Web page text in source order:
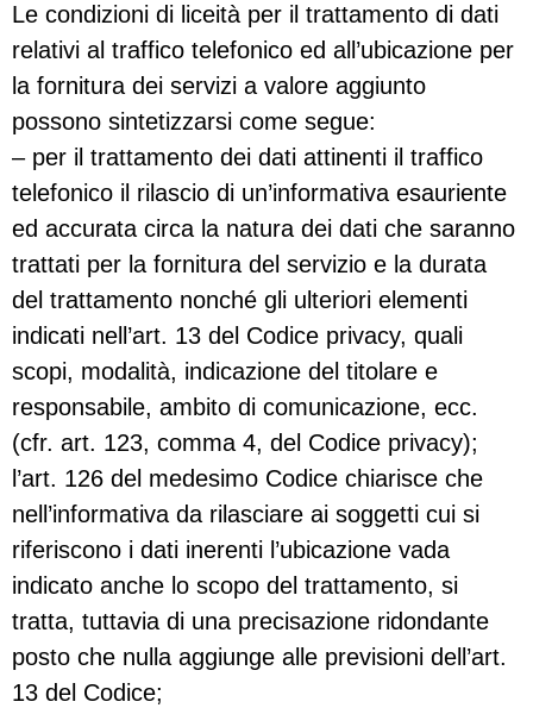
Le condizioni di liceità per il trattamento di dati
relativi al traffico telefonico ed all’ubicazione per
la fornitura dei servizi a valore aggiunto
possono sintetizzarsi come segue:
– per il trattamento dei dati attinenti il traffico
telefonico il rilascio di un’informativa esauriente
ed accurata circa la natura dei dati che saranno
trattati per la fornitura del servizio e la durata
del trattamento nonché gli ulteriori elementi
indicati nell’art. 13 del Codice privacy, quali
scopi, modalità, indicazione del titolare e
responsabile, ambito di comunicazione, ecc.
(cfr. art. 123, comma 4, del Codice privacy);
l’art. 126 del medesimo Codice chiarisce che
nell’informativa da rilasciare ai soggetti cui si
riferiscono i dati inerenti l’ubicazione vada
indicato anche lo scopo del trattamento, si
tratta, tuttavia di una precisazione ridondante
posto che nulla aggiunge alle previsioni dell’art.
13 del Codice;